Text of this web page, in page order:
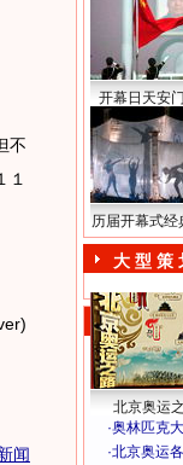
不
闻
开幕日天安
历届开幕式经
大 型 策
北京奥运
·奥林匹克
·北京奥运